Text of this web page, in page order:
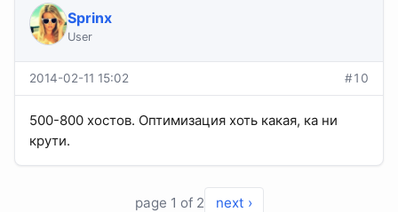
Sprinx
User
2014-02-11 15:02 #10
500-800 хостов. Оптимизация хоть какая, ка ни
крути.
page 1 of 2 next ›